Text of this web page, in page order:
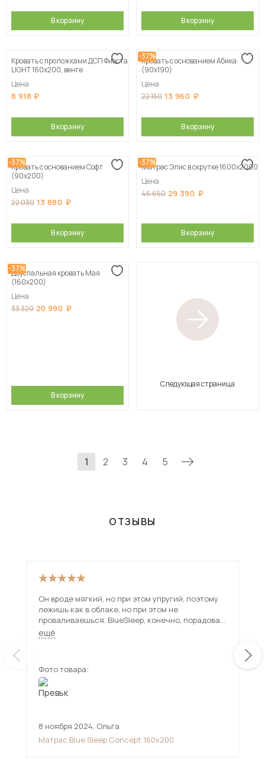
В корзину В корзину
Кровать с проложками ДСП Фиеста
LIGHT 160х200, венге
Цена
8 918
В корзину
-37%
Кровать с основанием Абика
(90х190)
Цена
22 150 13 960
В корзину
-37%
Кровать с основанием Софт
(90х200)
Цена
22 030 13 880
В корзину
-37%
Матрас Элис в скрутке 1600х2000
Цена
46 650 29 390
В корзину
-37%
Двуспальная кровать Мая
(160х200)
Цена
33 320 20 990
В корзину
Следующая страница
1 2 3 4 5
ОТЗЫВЫ
Он вроде мягкий, но при этом упругий, поэтому
лежишь как в облаке, но при этом не
проваливаешься. BlueSleep, конечно, порадовал
и с самим сервисом — доставка быстрая, без
задержек, сотрудники всё четко объяснили.
просто спать, а высыпаться — этот отличное
решение!
ещё
Фото товара:
8 ноября 2024, Ольга
Матрас Blue Sleep Concept 160х200